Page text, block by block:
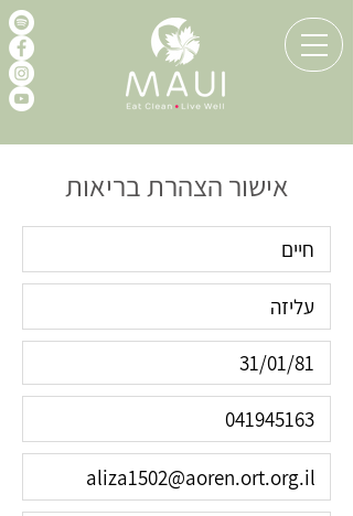
אישור הצהרת בריאות